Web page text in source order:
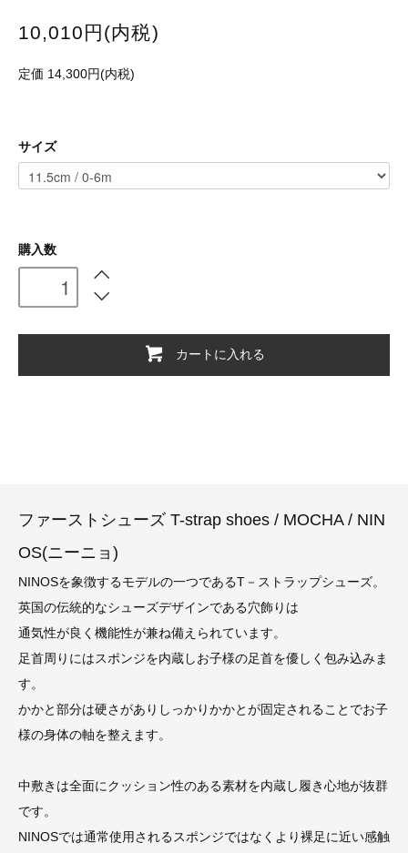
10,010円(内税)
定価 14,300円(内税)
サイズ
購入数
カートに入れる
ファーストシューズ T-strap shoes / MOCHA / NIN
OS(ニーニョ)
NINOSを象徴するモデルの一つであるT－ストラップシューズ。
英国の伝統的なシューズデザインである穴飾りは
通気性が良く機能性が兼ね備えられています。
足首周りにはスポンジを内蔵しお子様の足首を優しく包み込みま
す。
かかと部分は硬さがありしっかりかかとが固定されることでお子
様の身体の軸を整えます。
中敷きは全面にクッション性のある素材を内蔵し履き心地が抜群
です。
NINOSでは通常使用されるスポンジではなくより裸足に近い感触